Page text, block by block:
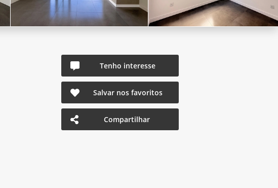
Tenho interesse
Salvar nos favoritos
Compartilhar